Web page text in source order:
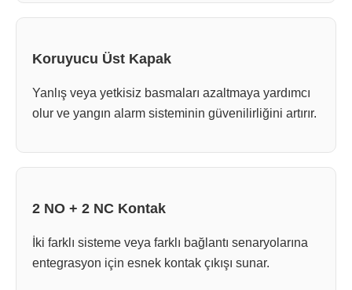
Koruyucu Üst Kapak
Yanlış veya yetkisiz basmaları azaltmaya yardımcı
olur ve yangın alarm sisteminin güvenilirliğini artırır.
2 NO + 2 NC Kontak
İki farklı sisteme veya farklı bağlantı senaryolarına
entegrasyon için esnek kontak çıkışı sunar.